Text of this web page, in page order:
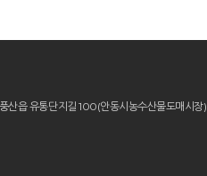
산읍 유통단지길 100(안동시농수산물도매시장)